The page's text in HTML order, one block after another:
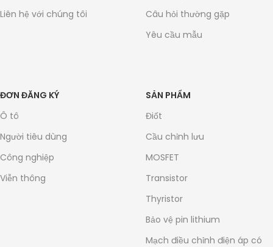
Liên hệ với chúng tôi
Câu hỏi thường gặp
Yêu cầu mẫu
ĐƠN ĐĂNG KÝ
Ô tô
Người tiêu dùng
Công nghiệp
Viễn thông
SẢN PHẨM
Điốt
Cầu chỉnh lưu
MOSFET
Transistor
Thyristor
Bảo vệ pin lithium
Mạch điều chỉnh điện áp có